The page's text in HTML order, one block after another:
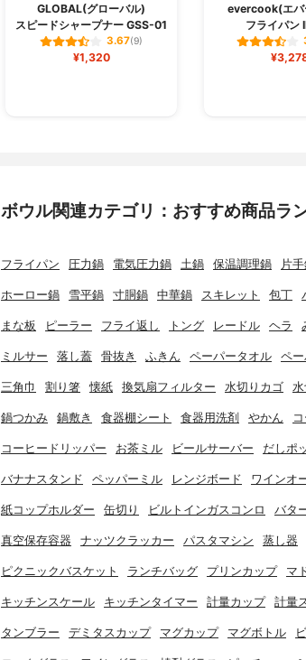
GLOBAL(グローバル)
スピードシャープナー GSS-01
3.67(9)
¥1,320
evercook(エバ
フライパン
ボウル関連カテゴリ：おすすめ商品ラ
フライパン 圧力鍋 電気圧力鍋 土鍋 保温調理鍋 片
ホーロー鍋 雪平鍋 寸胴鍋 中華鍋 スキレット 包丁
まな板 ピーラー フライ返し トング レードル ヘラ
ミルサー 落し蓋 骨抜き ふきん ペーパータオル ペ
三角巾 割り箸 懐紙 換気扇フィルター 水切りカゴ
鍋つかみ 鍋敷き 食器棚シート 食器用洗剤 やかん
コーヒードリッパー お茶ミル ビールサーバー だしポ
バナナスタンド ペッパーミル レンジボード ワインオ
紙コップホルダー 缶切り ビルトインガスコンロ バタ
真空保存容器 ナッツクラッカー パスタマシン 蒸し器
ピクニックバスケット ランチバッグ プリンカップ マ
キッチンスケール キッチンタイマー 計量カップ 計量
タンブラー デミタスカップ マグカップ マグボトル